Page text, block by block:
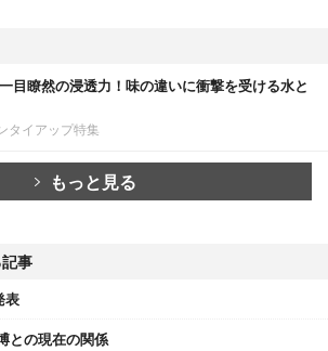
目瞭然の浸透力！味の違いに衝撃を受ける水と
タイアップ特集
もっと見る
事
表
との現在の関係